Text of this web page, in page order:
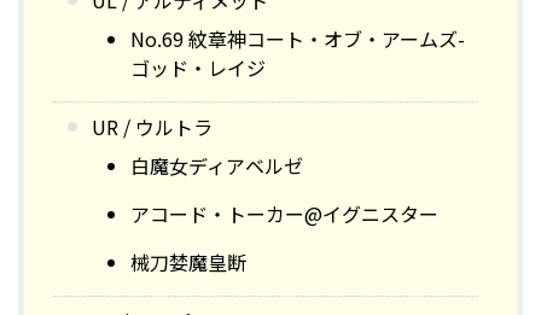
No.69 紋章神コート・オブ・アームズ-
ゴッド・レイジ
UR / ウルトラ
白魔女ディアベルゼ
アコード・トーカー@イグニスター
械刀婪魔皇断